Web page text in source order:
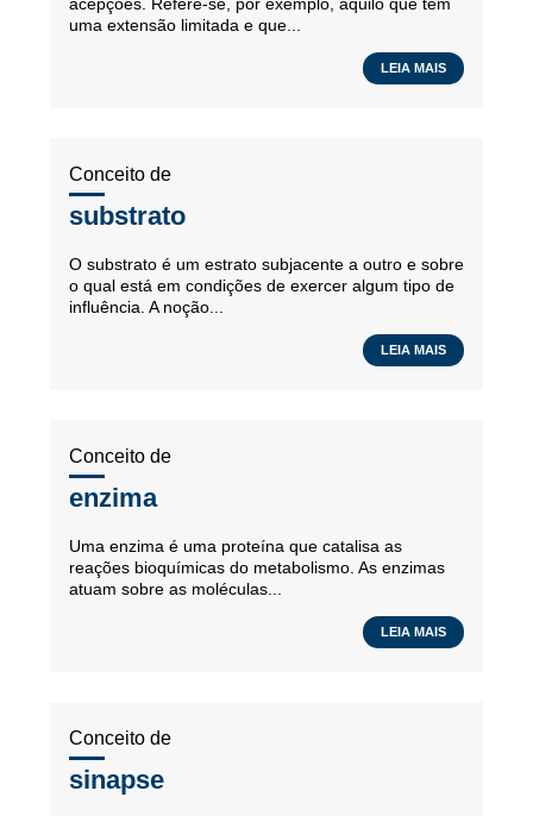
uma extensão limitada e que...
LEIA MAIS
Conceito de
substrato
O substrato é um estrato subjacente a outro e sobre
o qual está em condições de exercer algum tipo de
influência. A noção...
LEIA MAIS
Conceito de
enzima
Uma enzima é uma proteína que catalisa as
reações bioquímicas do metabolismo. As enzimas
atuam sobre as moléculas...
LEIA MAIS
Conceito de
sinapse